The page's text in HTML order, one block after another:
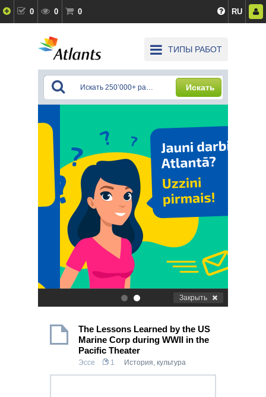
0 0 0 RU
ТИПЫ РАБОТ
Искать
. Закрыть
The Lessons Learned by the US
Marine Corp during WWII in the
Pacific Theater
Эссе 1 История, культура